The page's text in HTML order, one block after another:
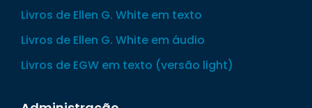
Livros de Ellen G. White em texto
Livros de Ellen G. White em áudio
Livros de EGW em texto (versão light)